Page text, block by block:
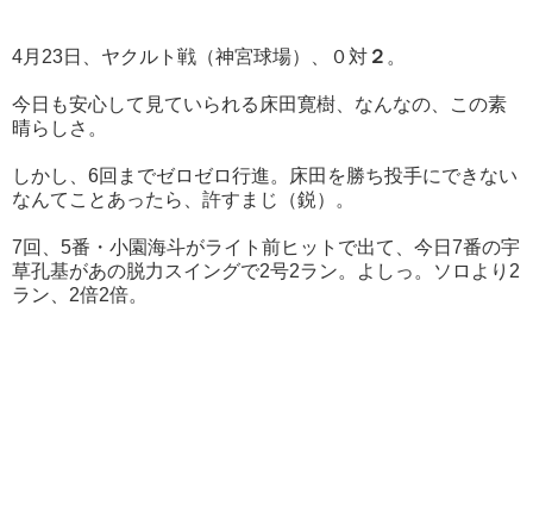
4月23日、ヤクルト戦（神宮球場）、０対 ２ 。
今日も安心して見ていられる床田寛樹、なんなの、この素
晴らしさ。
しかし、6回までゼロゼロ行進。床田を勝ち投手にできない
なんてことあったら、許すまじ（鋭）。
7回、5番・小園海斗がライト前ヒットで出て、今日7番の宇
草孔基があの脱力スイングで2号2ラン。よしっ。ソロより2
ラン、2倍2倍。